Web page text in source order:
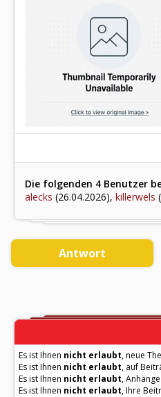
Die folgenden 4 Benutzer
alecks (26.04.2026), killerwels
Antwort
Es ist Ihnen nicht erlaubt, neue
Es ist Ihnen nicht erlaubt, auf
Es ist Ihnen nicht erlaubt,
Es ist Ihnen nicht erlaubt, Ihre